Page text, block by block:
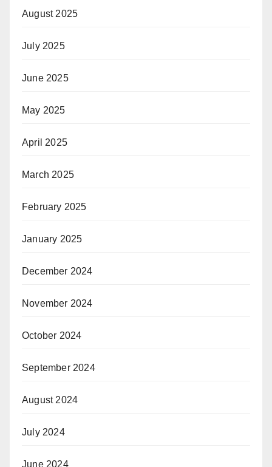
August 2025
July 2025
June 2025
May 2025
April 2025
March 2025
February 2025
January 2025
December 2024
November 2024
October 2024
September 2024
August 2024
July 2024
June 2024